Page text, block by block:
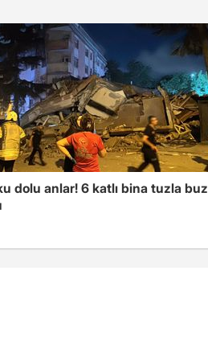
dolu anlar! 6 katlı bina tuzla buz